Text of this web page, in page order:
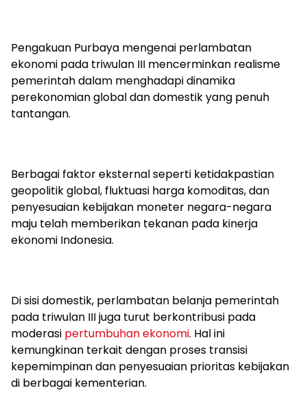
Pengakuan Purbaya mengenai perlambatan
ekonomi pada triwulan III mencerminkan realisme
pemerintah dalam menghadapi dinamika
perekonomian global dan domestik yang penuh
tantangan.
Berbagai faktor eksternal seperti ketidakpastian
geopolitik global, fluktuasi harga komoditas, dan
penyesuaian kebijakan moneter negara-negara
maju telah memberikan tekanan pada kinerja
ekonomi Indonesia.
Di sisi domestik, perlambatan belanja pemerintah
pada triwulan III juga turut berkontribusi pada
moderasi pertumbuhan ekonomi. Hal ini
kemungkinan terkait dengan proses transisi
kepemimpinan dan penyesuaian prioritas kebijakan
di berbagai kementerian.